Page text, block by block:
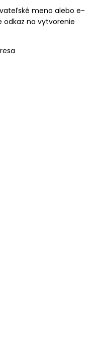
meno alebo e-
na vytvorenie